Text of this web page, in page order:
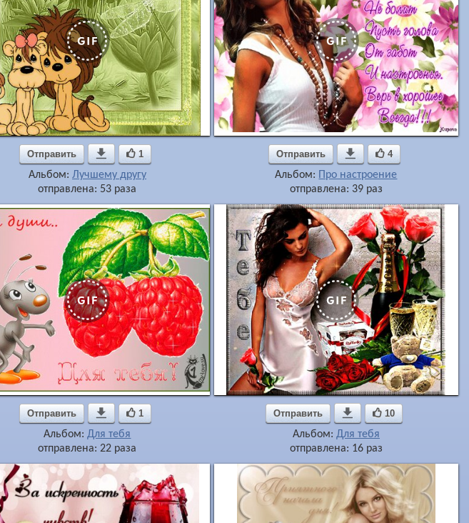
Отправить  1
Альбом: Лучшему другу
отправлена: 53 раза
Отправить  4
Альбом:
Про настроение
отправлена: 39 раз
Отправить  1
Альбом:Для тебя
отправлена: 22 раза
Отправить  10
Альбом: Для тебя
отправлена: 16 раз